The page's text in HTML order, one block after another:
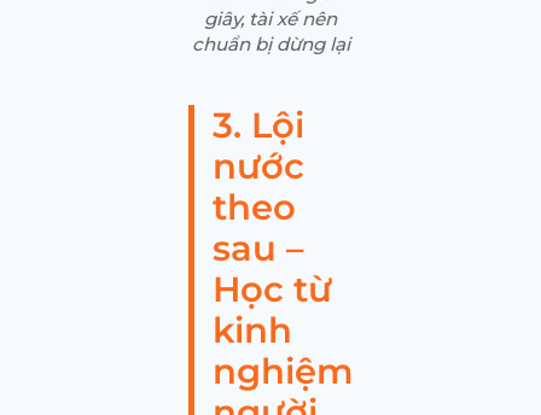
giây, tài xế nên
chuẩn bị dừng lại
3. Lội
nước
theo
sau –
Học từ
kinh
nghiệm